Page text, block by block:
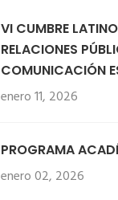
VI CUMBRE
RELACIONES
COMUNICACIÓN
enero 11, 2026
PROGRAMA
enero 02, 2026